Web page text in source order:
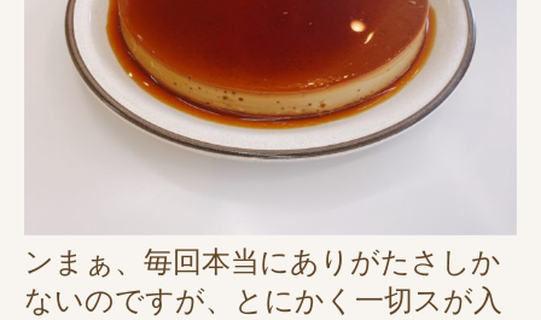
ンまぁ、毎回本当にありがたさしか
ないのですが、とにかく一切スが入